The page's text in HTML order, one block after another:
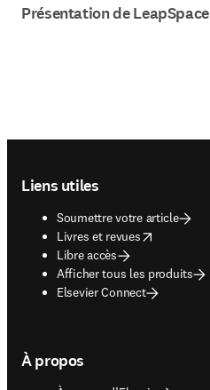
Présentation de LeapSpace
Liens utiles
Soumettre votre article
Livres et revues
opens in new tab/window
Libre accès
Afficher tous les produits
Elsevier Connect
À propos